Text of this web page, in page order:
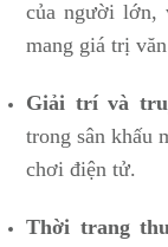
của người lớn,
mang giá trị
Giải trí và
trong sân khấu
chơi điện tử.
Thời trang